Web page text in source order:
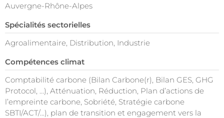
Auvergne-Rhône-Alpes
Spécialités sectorielles
Agroalimentaire, Distribution, Industrie
Compétences climat
Comptabilité carbone (Bilan Carbone(r), Bilan GES, GHG
Protocol, …), Atténuation, Réduction, Plan d’actions de
l’empreinte carbone, Sobriété, Stratégie carbone
SBTI/ACT/...), plan de transition et engagement vers la